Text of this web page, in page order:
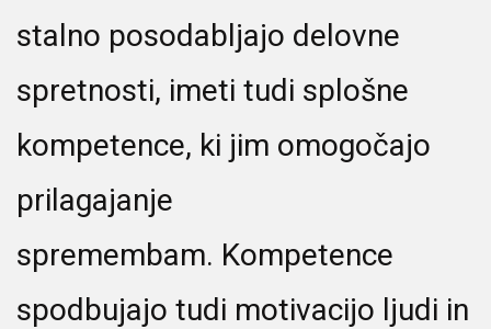
stalno posodabljajo delovne
spretnosti, imeti tudi splošne
kompetence, ki jim omogočajo
prilagajanje
spremembam. Kompetence
spodbujajo tudi motivacijo ljudi in